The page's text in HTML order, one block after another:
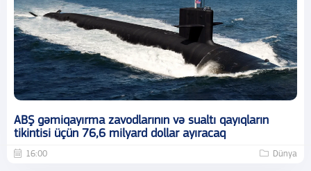
ABŞ gəmiqayırma zavodlarının və sualtı qayıqların
tikintisi üçün 76,6 milyard dollar ayıracaq
16:00 Dünya